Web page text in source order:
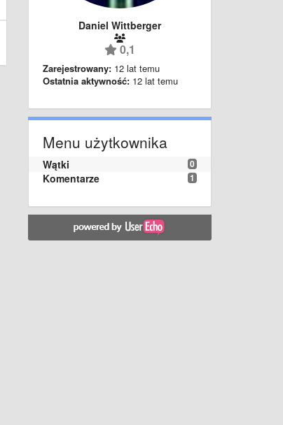
Daniel Wittberger
0,1
Zarejestrowany: 12 lat temu
Ostatnia aktywność: 12 lat temu
Menu użytkownika
0
Wątki
1
Komentarze